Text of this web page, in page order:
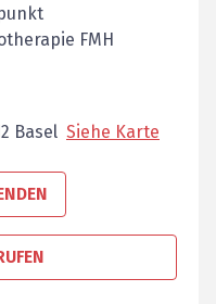
FMH
Basel Siehe Karte